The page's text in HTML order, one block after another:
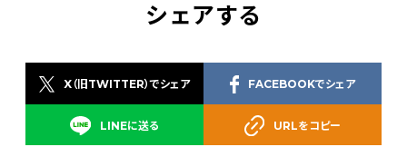
シェアする
X（旧TWITTER）でシェア
LINEに送る
FACEBOOKでシェア
URLをコピー